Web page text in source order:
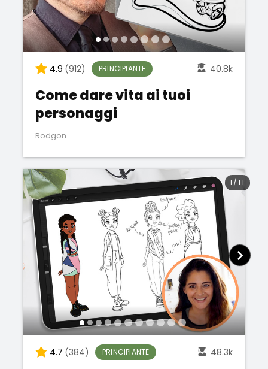
4.9 (912) PRINCIPIANTE 40.8k
Come dare vita ai tuoi
personaggi
Rodgon
4.7 (384) PRINCIPIANTE 48.3k
1 /11